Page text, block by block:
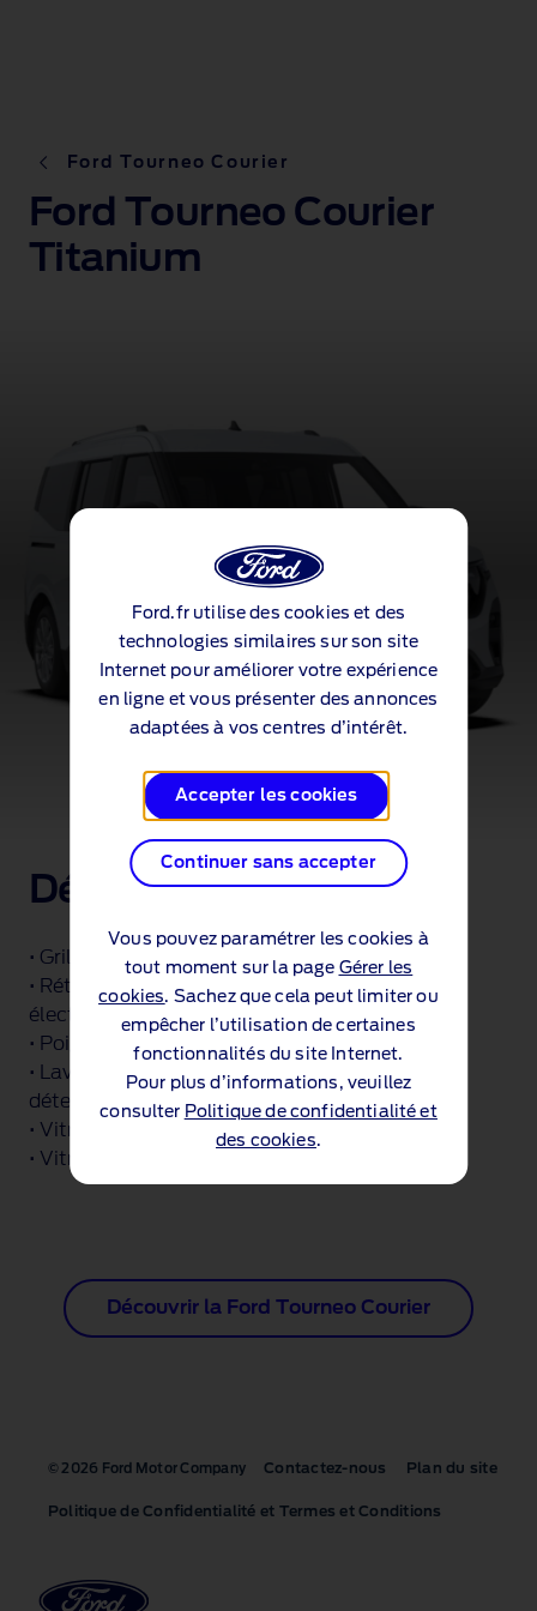
Ford Tourneo Courier
Ford Tourneo Courier
Titanium
Détails
• Grille de calandre avant avec barre chromée
• Rétroviseurs chauffants et régables
électriquement - Noirs
• Poignées de portes couleur carrosserie
• Lave/
essuie-glace
avant automatique à
détecteur de pluie
• Vitres Arriere Surteintees
• Vitres arrière électriques
Découvrir la Ford Tourneo Courier
Ford.fr utilise des cookies et des
technologies similaires sur son site
Internet pour améliorer votre expérience
en ligne et vous présenter des annonces
adaptées à vos centres d’intérêt.
Accepter les cookies
Continuer sans accepter
Vous pouvez paramétrer les cookies à
tout moment sur la page Gérer les
cookies. Sachez que cela peut limiter ou
empêcher l’utilisation de certaines
fonctionnalités du site Internet.
Pour plus d’informations, veuillez
consulter Politique de confidentialité et
des cookies.
© 2026 Ford Motor Company Contactez-nous Plan du site
Politique de Confidentialité et Termes et Conditions